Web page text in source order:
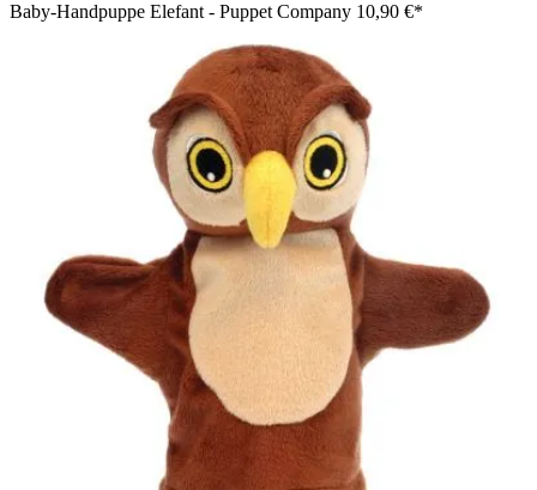
Baby-Handpuppe Elefant - Puppet Company 10,90 €*